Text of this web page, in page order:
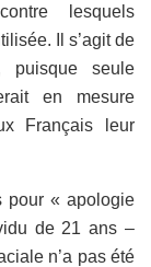
lesquels
Il s’agit de
puisque seule
en mesure
Français leur
pour « apologie
de 21 ans –
n’a pas été